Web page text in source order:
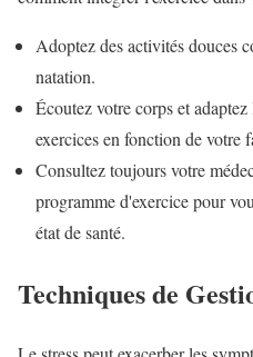
Adoptez des activités douces
natation.
Écoutez votre corps et
exercices en fonction de votre
Consultez toujours votre
programme d'exercice pour
état de santé.
Techniques de